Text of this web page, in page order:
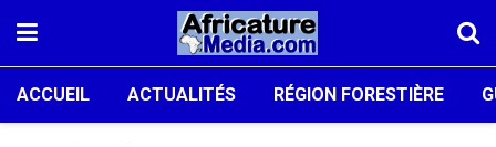
ACCUEIL ACTUALITÉS RÉGION FORESTIÈRE